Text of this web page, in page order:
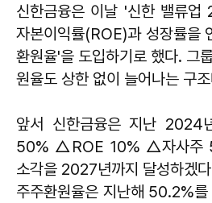
신한금융은 이날 '신한 밸류업
자본이익률(ROE)과 성장률을
환원율'을 도입하기로 했다. 그
원율도 상한 없이 늘어나는 구
앞서 신한금융은 지난
50% △ROE 10% △자사주
소각을 2027년까지 달성하겠
주주환원율은 지난해 50.2%를